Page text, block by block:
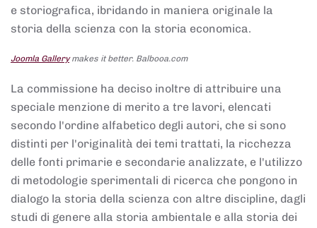
e storiografica, ibridando in maniera originale la
storia della scienza con la storia economica.
Joomla Gallerymakes it better. Balbooa.com
La commissione ha deciso inoltre di attribuire una
speciale menzione di merito a tre lavori, elencati
secondo l'ordine alfabetico degli autori, che si sono
distinti per l'originalità dei temi trattati, la ricchezza
delle fonti primarie e secondarie analizzate, e l'utilizzo
di metodologie sperimentali di ricerca che pongono in
dialogo la storia della scienza con altre discipline, dagli
studi di genere alla storia ambientale e alla storia dei